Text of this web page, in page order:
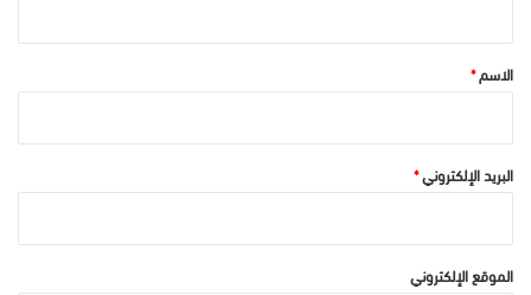
*الاسم*
البريد الإلكتروني*
الموقع الإلكتروني